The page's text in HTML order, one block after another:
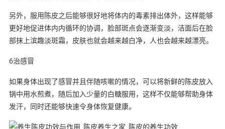
另外，服用陈皮之后能够很好地将体内的毒素排出体外，这样能够
更好地促进体内内循环的协调，脸部斑点会逐渐变淡，洁面后在脸
部抹上滨趣淡斑霜，皮肤也就会越来越白净，人也会越来越漂亮。
6治感冒
如果身体出现了感冒并且伴随咳嗽的情况，可以将新鲜的陈皮放入
锅中用水煎煮，随后加入少量的白糖服用，这样不仅能够帮助身体
发汗，同时还能够快速令身体恢复健康。